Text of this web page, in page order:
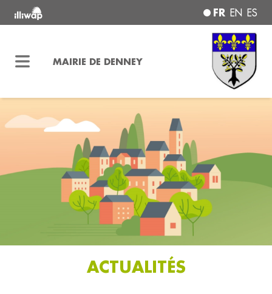
FR EN ES
MAIRIE DE DENNEY
ACTUALITÉS